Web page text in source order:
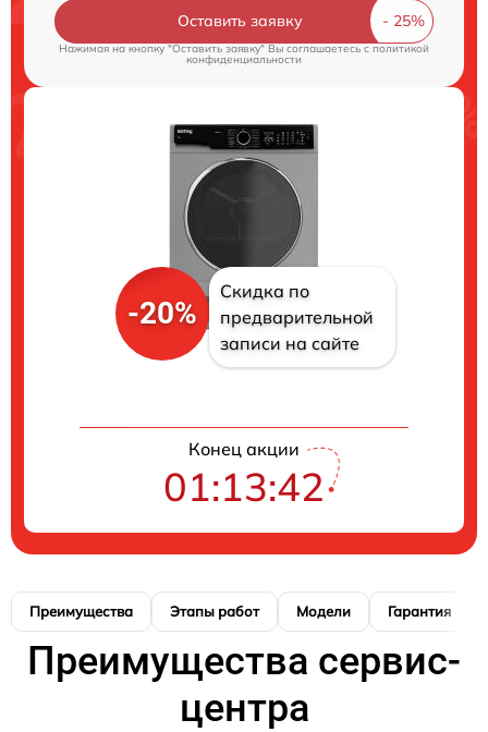
Оставить заявку
Нажимая на кнопку "Оставить заявку" Вы соглашаетесь cполитикой
конфиденциальности
-20%
Скидка по
предварительной
записи на сайте
Конец акции
01:13:42
Преимущества Этапы работ Модели Гарантия
Преимущества сервис-
центра